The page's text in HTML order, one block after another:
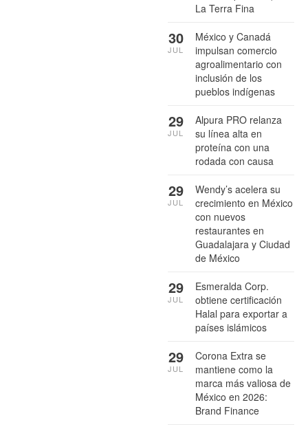
La Terra Fina
México y Canadá
impulsan comercio
agroalimentario con
inclusión de los
pueblos indígenas
30
JUL
Alpura PRO relanza
su línea alta en
proteína con una
rodada con causa
29
JUL
Wendy’s acelera su
crecimiento en México
con nuevos
restaurantes en
Guadalajara y Ciudad
de México
29
JUL
Esmeralda Corp.
obtiene certificación
Halal para exportar a
países islámicos
29
JUL
Corona Extra se
mantiene como la
marca más valiosa de
México en 2026:
Brand Finance
29
JUL